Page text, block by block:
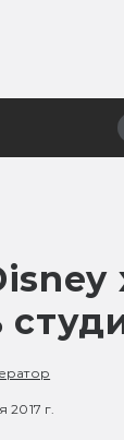
г.